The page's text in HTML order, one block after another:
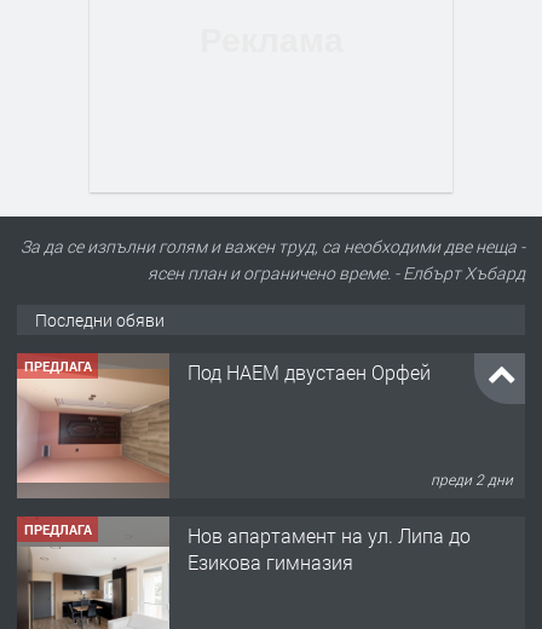
За да се изпълни голям и важен труд, са необходими две неща -
ясен план и ограничено време. - Елбърт Хъбард
Последни обяви
ПРЕДЛАГА Под НАЕМ двустаен Орфей
преди 2 дни
ПРЕДЛАГА
Нов апартамент на ул. Липа до
Езикова гимназия